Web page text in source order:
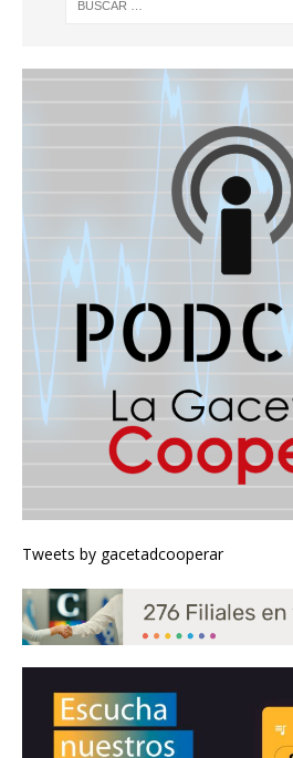
Tweets by gacetadcooperar